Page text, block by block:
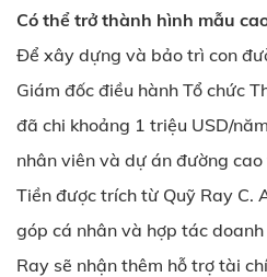
Có thể trở thành hình mẫu
Để xây dựng và bảo trì con
Giám đốc điều hành Tổ chức
đã chi khoảng 1 triệu USD/
nhân viên và dự án đường cao
Tiền được trích từ Quỹ Ray C.
góp cá nhân và hợp tác
Ray sẽ nhận thêm hỗ trợ tài